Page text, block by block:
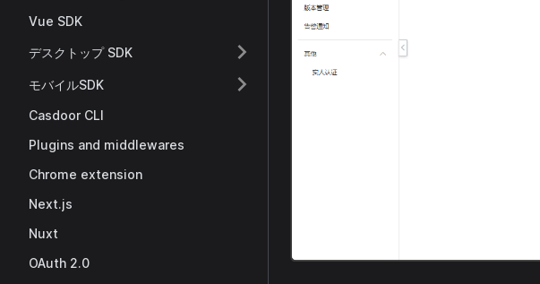
Vue SDK
デスクトップ SDK
モバイルSDK
Casdoor CLI
Plugins and middlewares
Chrome extension
Next.js
Nuxt
OAuth 2.0